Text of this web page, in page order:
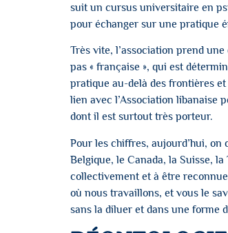
suit un cursus universitaire en
pour échanger sur une pratique
Très vite, l’association prend
pas « française », qui est
pratique au-delà des frontières
lien avec l’Association libanaise
dont il est surtout très porteur.
Pour les chiffres, aujourd’hui, on
Belgique, le Canada, la Suisse,
collectivement et à être
où nous travaillons, et vous le
sans la diluer et dans une forme